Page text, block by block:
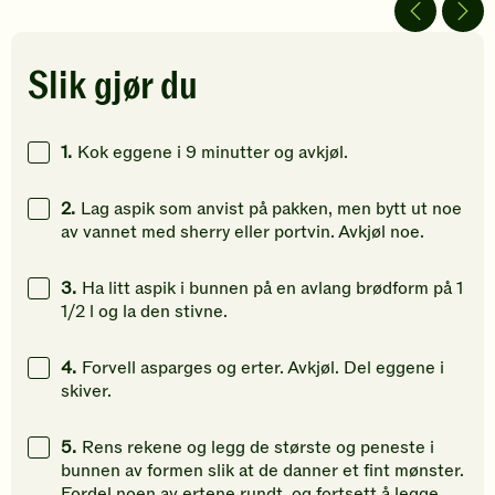
stjerner.
Klikk
å
gi
vurdering.
gi
vurdering.
Slik gjør du
1. Kok eggene i 9 minutter og avkjøl.
2. Lag aspik som anvist på pakken, men bytt ut noe
av vannet med sherry eller portvin. Avkjøl noe.
3. Ha litt aspik i bunnen på en avlang brødform på 1
1/2 l og la den stivne.
4. Forvell asparges og erter. Avkjøl. Del eggene i
skiver.
5. Rens rekene og legg de største og peneste i
bunnen av formen slik at de danner et fint mønster.